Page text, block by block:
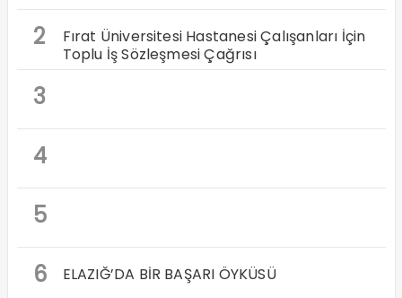
2
Fırat Üniversitesi Hastanesi Çalışanları İçin
Toplu İş Sözleşmesi Çağrısı
3
4
5
6
ELAZIĞ’DA BİR BAŞARI ÖYKÜSÜ